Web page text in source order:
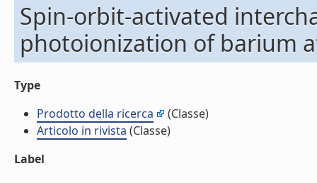
Spin-orbit-activated
photoionization of barium
Type
Prodotto della ricerca
(Classe)
Articolo in rivista (Classe)
Label